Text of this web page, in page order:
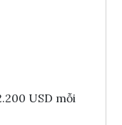
USD mỗi